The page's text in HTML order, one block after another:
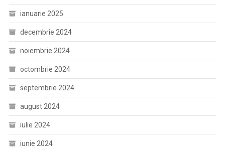
ianuarie 2025
decembrie 2024
noiembrie 2024
octombrie 2024
septembrie 2024
august 2024
iulie 2024
iunie 2024